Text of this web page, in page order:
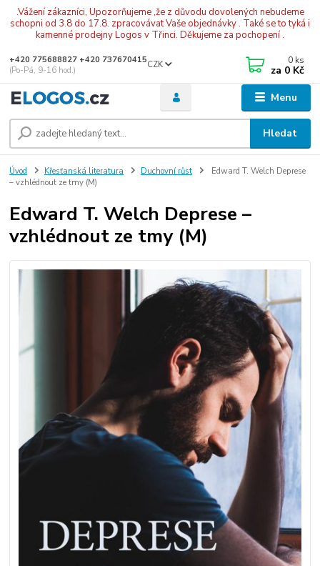
.Vážení zákazníci, Upozorňujeme ,že z důvodu dovolených nebudeme
schopni od 3.8 do 17.8. zpracovávat Vaše objednávky . Také se to tyká i
kamenné prodejny Logos v Třinci. Děkujeme za pochopení .
Menu
CZK
Hledat
+420 775688827 +420 737670415
(Po-Pá, 9-16 hod.)
0 ks
za 0 Kč
Úvod Křesťanská literatura Duchovní růst
Edward T. Welch Deprese
– vzhlédnout ze tmy (M)
Edward T. Welch Deprese –
vzhlédnout ze tmy (M)